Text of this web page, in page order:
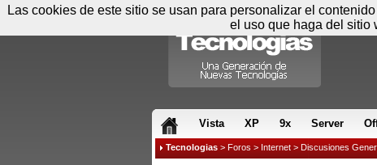
Vista XP 9x Server
Tecnologias > Foros > Internet > Discusiones
Las cookies de este sitio se usan para personalizar el
el uso que haga del sitio